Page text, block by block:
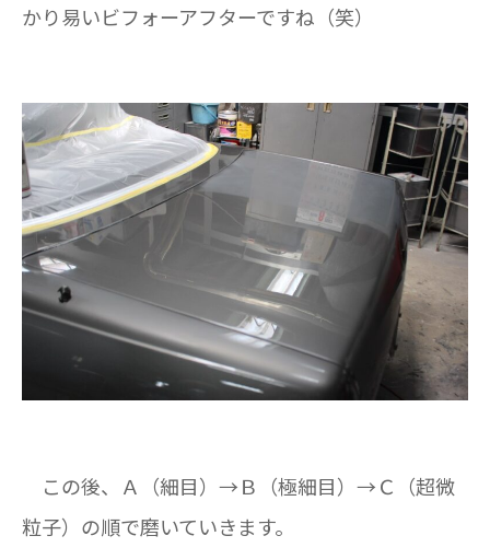
かり易いビフォーアフターですね（笑）
この後、Ａ（細目）→Ｂ（極細目）→Ｃ（超微
粒子）の順で磨いていきます。